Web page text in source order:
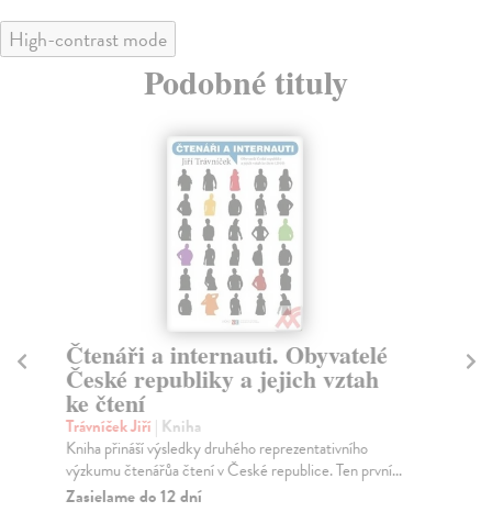
High-contrast mode
Podobné tituly
Čtenáři a internauti. Obyvatelé
České republiky a jejich vztah
ke čtení
Trávníček Jiří | Kniha
Kniha přináší výsledky druhého reprezentativního
výzkumu čtenářůa čtení v České republice. Ten první...
Zasielame do 12 dní